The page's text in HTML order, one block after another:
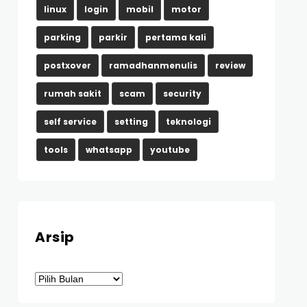
linux login mobil motor
parking parkir pertama kali
postxover ramadhanmenulis review
rumah sakit scam security
self service setting teknologi
tools whatsapp youtube
Arsip
Arsip